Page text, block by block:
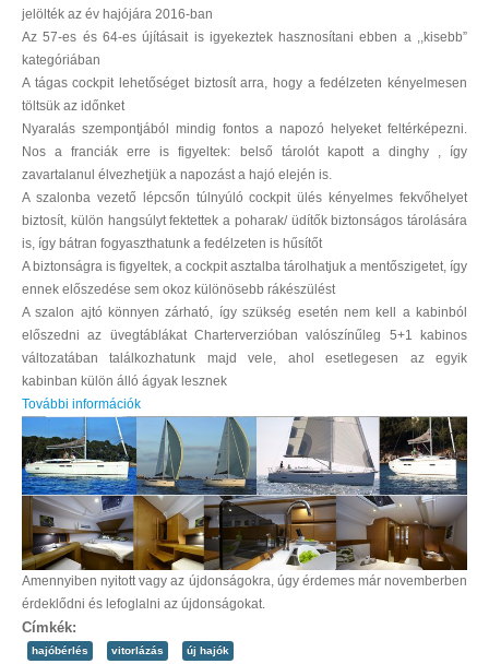
jelölték az év hajójára 2016-ban
Az 57-es és 64-es újításait is igyekeztek hasznosítani ebben a ,,kisebb”
kategóriában
A tágas cockpit lehetőséget biztosít arra, hogy a fedélzeten kényelmesen
töltsük az időnket
Nyaralás szempontjából mindig fontos a napozó helyeket feltérképezni.
Nos a franciák erre is figyeltek: belső tárolót kapott a dinghy , így
zavartalanul élvezhetjük a napozást a hajó elején is.
A szalonba vezető lépcsőn túlnyúló cockpit ülés kényelmes fekvőhelyet
biztosít, külön hangsúlyt fektettek a poharak/ üdítők biztonságos tárolására
is, így bátran fogyaszthatunk a fedélzeten is hűsítőt
A biztonságra is figyeltek, a cockpit asztalba tárolhatjuk a mentőszigetet, így
ennek előszedése sem okoz különösebb rákészülést
A szalon ajtó könnyen zárható, így szükség esetén nem kell a kabinból
előszedni az üvegtáblákat Charterverzióban valószínűleg 5+1 kabinos
változatában találkozhatunk majd vele, ahol esetlegesen az egyik
kabinban külön álló ágyak lesznek
További információk
Amennyiben nyitott vagy az újdonságokra, úgy érdemes már novemberben
érdeklődni és lefoglalni az újdonságokat.
Címkék:
hajóbérlés vitorlázás új hajók